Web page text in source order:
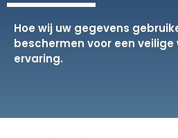
Hoe wij uw gegevens
beschermen voor een
ervaring.